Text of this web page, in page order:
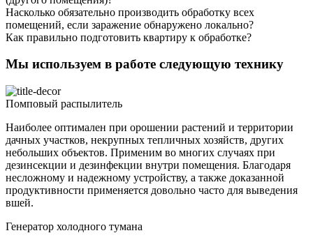
Насколько обязательно производить обработку всех
помещений, если заражение обнаружено локально?
Как правильно подготовить квартиру к обработке?
Мы используем в работе следующую технику
Помповый распылитель
Наиболее оптимален при орошении растений и территории
дачных участков, некрупных тепличных хозяйств, других
небольших объектов. Применим во многих случаях при
дезинсекции и дезинфекции внутри помещения. Благодаря
несложному и надежному устройству, а также доказанной
продуктивности применяется довольно часто для выведения
вшей.
Генератор холодного тумана